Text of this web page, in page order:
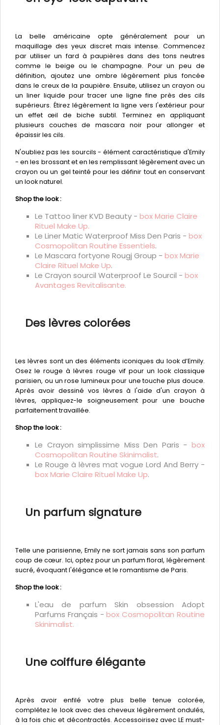
La belle américaine opte généralement pour un
maquillage des yeux discret mais intense. Commencez
par utiliser un fard à paupières dans des tons neutres
comme le beige ou le champagne. Pour un peu de
définition, ajoutez une ombre légèrement plus foncée
dans le creux de la paupière. Ensuite, utilisez un crayon ou
un liner liquide pour tracer une ligne fine près des cils
supérieurs. Étirez légèrement la ligne vers l'extérieur pour
un effet œil de biche subtil. Terminez en appliquant
plusieurs couches de mascara noir pour allonger et
épaissir les cils.
N'oubliez pas les sourcils - élément caractéristique d'Emily
- en les brossant et en les remplissant légèrement avec un
crayon ou un gel teinté pour les définir tout en conservant
un look naturel.
Shop the look :
Le Tattoo liner KVD Beauty - box Marie Claire
Rituel Make Up.
Le Liner Matic Waterproof Miss Den Paris - box
Cosmopolitan Routine Essentiels.
Le Mascara fortyone Rougj Group - box Marie
Claire Rituel Make Up.
Le Crayon sourcil Waterproof Le Sourcil - box
Avantages Revitalisante.
Des lèvres colorées
Les lèvres sont un des éléments iconiques du look d’Emily.
Osez le rouge à lèvres rouge vif pour un look classique
parisien, ou un rose lumineux pour une touche plus douce.
Après avoir dessiné vos lèvres à l'aide d'un crayon à
lèvres, appliquez-le soigneusement pour une bouche
parfaitement travaillée.
Shop the look :
Le Crayon simplissime Miss Den Paris - box
Cosmopolitan Routine Skinimalist.
Le Rouge à lèvres mat vogue Lord And Berry -
box Marie Claire Rituel Make Up.
Un parfum signature
Telle une parisienne, Emily ne sort jamais sans son parfum
coup de cœur. Ici, optez pour un parfum floral, légèrement
sucré, évoquant l'élégance et le romantisme de Paris.
Shop the look :
L'eau de parfum Skin obsession Adopt
Parfums Français -box Cosmopolitan Routine
Skinimalist.
Une coiffure élégante
Après avoir enfilé votre plus belle tenue colorée,
complétez le look avec des cheveux légèrement ondulés,
à la fois chic et décontractés. Accessoirisez avec LE must-